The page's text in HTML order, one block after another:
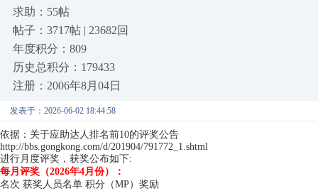
求助：55帖
帖子：3717帖 | 23682回
年度积分：809
历史总积分：179433
注册：2006年8月04日
发表于：2026-06-02 18:44:58
依据：关于应助达人排名前10的评奖公告
http://bbs.gongkong.com/d/201904/791772_1.shtml
进行月度评奖，获奖公布如下:
每月评奖（2026年4月份）：
名次 获奖人员名单 积分（MP）奖励